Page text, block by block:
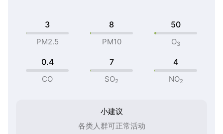
3
PM2.5
8
PM10
50
O3
0.4
CO
7
SO2
4
NO2
小建议
各类人群可正常活动